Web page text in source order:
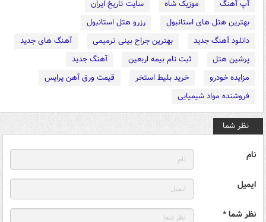
آپ آهنگ موزیک شاه
سایت تاریخ ایران
بهترین هتل های استانبول
رزرو هتل استانبول
دانلود آهنگ جدید
بهترین جراح بینی ترمیمی
آهنگ های جدید
پرشین هتل
ثبت نام بیمه اربعین
آهنگ جدید
مزایده خودرو
خرید بلیط استخر
قیمت ورق آهن پرایس
فروشنده مواد شیمیایی
نظر شما
نام
ایمیل
نظر شما *